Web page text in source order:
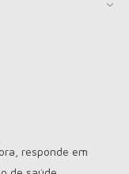
responde em